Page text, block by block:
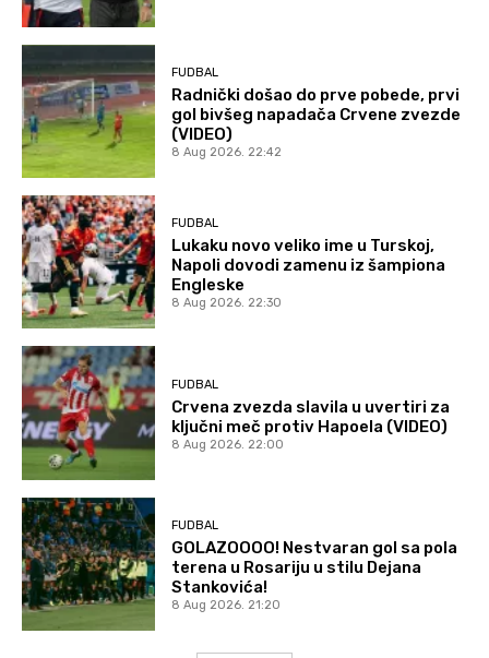
FUDBAL
Radnički došao do prve pobede, prvi
gol bivšeg napadača Crvene zvezde
(VIDEO)
8 Aug 2026. 22:42
FUDBAL
Lukaku novo veliko ime u Turskoj,
Napoli dovodi zamenu iz šampiona
Engleske
8 Aug 2026. 22:30
FUDBAL
Crvena zvezda slavila u uvertiri za
ključni meč protiv Hapoela (VIDEO)
8 Aug 2026. 22:00
FUDBAL
GOLAZOOOO! Nestvaran gol sa pola
terena u Rosariju u stilu Dejana
Stankovića!
8 Aug 2026. 21:20